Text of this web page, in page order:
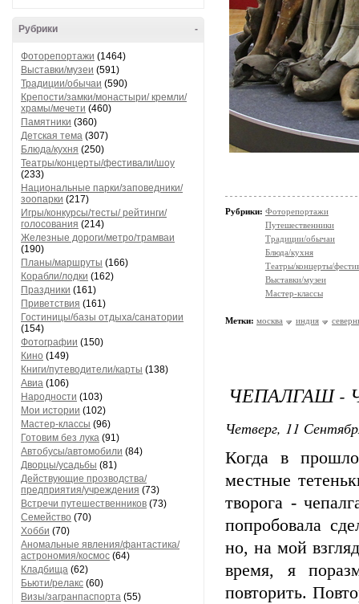
-
Рубрики
Фоторепортажи (1464)
Выставки/музеи (591)
Традиции/обычаи (590)
Крепости/замки/монастыри/ кремли/
храмы/мечети (460)
Памятники (360)
Детская тема (307)
Блюда/кухня (250)
Театры/концерты/фестивали/шоу
(233)
Национальные парки/заповедники/
зоопарки (217)
Игры/конкурсы/тесты/ рейтинги/
голосования (214)
Железные дороги/метро/трамваи
(190)
Планы/маршруты (166)
Корабли/лодки (162)
Праздники (161)
Приветствия (161)
Гостиницы/базы отдыха/санатории
(154)
Фотографии (150)
Кино (149)
Книги/путеводители/карты (138)
Авиа (106)
Народности (103)
Мои истории (102)
Мастер-классы (96)
Готовим без лука (91)
Автобусы/автомобили (84)
Дворцы/усадьбы (81)
Действующие прозводства/
предприятия/учреждения (73)
Встречи путешественников (73)
Семейство (70)
Хобби (70)
Аномальные явления/фантастика/
астрономия/космос (64)
Кладбища (62)
Бьюти/релакс (60)
Визы/загранпаспорта (55)
Рубрики: Фоторепортажи
Путешественники
Традиции/обычаи
Блюда/кухня
Театры/концерты/
Выставки/музеи
Мастер-классы
Метки: москва индия
ЧЕПАЛГАШ -
Четверг, 11
Когда в
местные
творога -
попробовала
но, на мой
время, я
повторить.